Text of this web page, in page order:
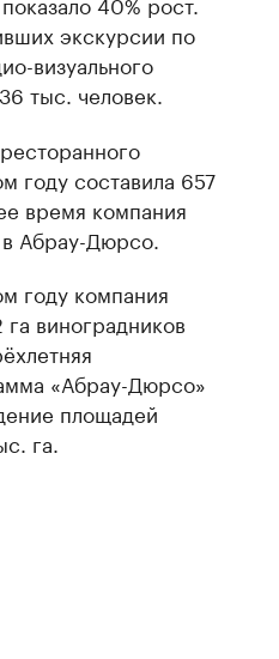
экскурсии по
визуального
тыс. человек.
году составила 657
время компания
Абрау-Дюрсо.
году компания
га виноградников
«Абрау-Дюрсо»
площадей
га.